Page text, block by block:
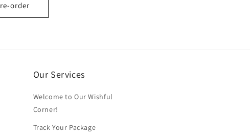
order
Our Services
Welcome to Our Wishful
Corner!
Track Your Package